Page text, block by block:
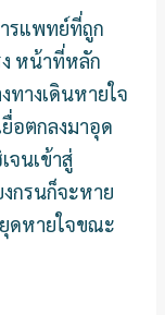
รแพทย์ที่ถูก
หน้าที่หลัก
ทางเดินหายใจ
อตกลงมาอุด
จนเข้าสู่
กรนก็จะหาย
ดหายใจขณะ